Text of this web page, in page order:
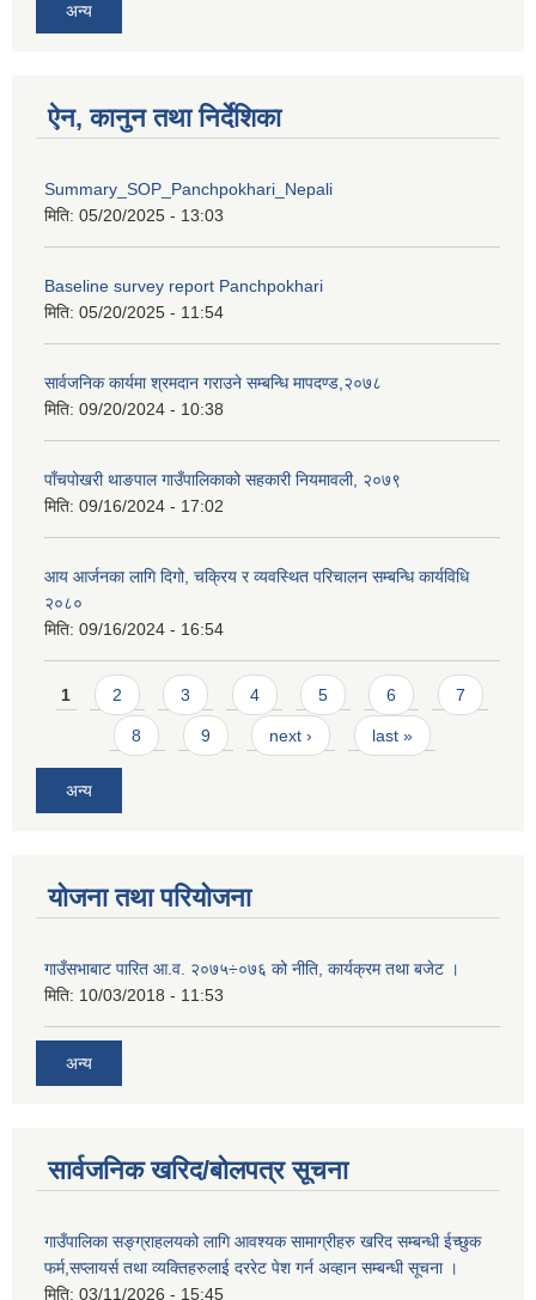
अन्य
ऐन, कानुन तथा निर्देशिका
Summary_SOP_Panchpokhari_Nepali
मिति: 05/20/2025 - 13:03
Baseline survey report Panchpokhari
मिति: 05/20/2025 - 11:54
सार्वजनिक कार्यमा श्रमदान गराउने सम्बन्धि मापदण्ड,२०७८
मिति: 09/20/2024 - 10:38
पाँचपोखरी थाङपाल गाउँपालिकाको सहकारी नियमावली, २०७९
मिति: 09/16/2024 - 17:02
आय आर्जनका लागि दिगो, चक्रिय र व्यवस्थित परिचालन सम्बन्धि कार्यविधि
२०८०
मिति: 09/16/2024 - 16:54
Pages
1 2 3 4 5 6 7
8 9 next › last »
अन्य
योजना तथा परियोजना
गाउँसभाबाट पारित आ.व. २०७५÷०७६ को नीति, कार्यक्रम तथा बजेट ।
मिति: 10/03/2018 - 11:53
अन्य
सार्वजनिक खरिद/बोलपत्र सूचना
गाउँपालिका सङ्ग्राहलयको लागि आवश्यक सामाग्रीहरु खरिद सम्बन्धी ईच्छुक
फर्म,सप्लायर्स तथा व्यक्तिहरुलाई दररेट पेश गर्न अव्हान सम्बन्धी सूचना ।
मिति: 03/11/2026 - 15:45